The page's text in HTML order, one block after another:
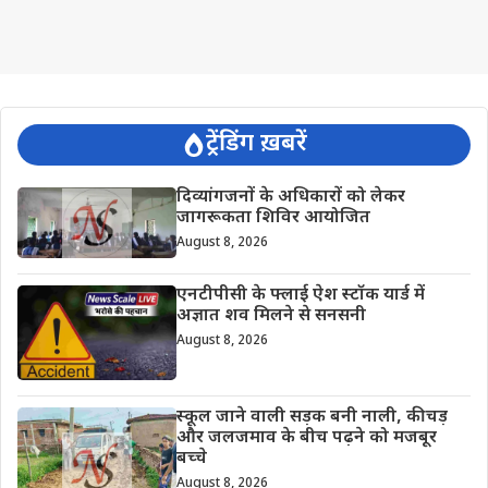
ट्रेंडिंग ख़बरें
दिव्यांगजनों के अधिकारों को लेकर
जागरूकता शिविर आयोजित
August 8, 2026
एनटीपीसी के फ्लाई ऐश स्टॉक यार्ड में
अज्ञात शव मिलने से सनसनी
August 8, 2026
स्कूल जाने वाली सड़क बनी नाली, कीचड़
और जलजमाव के बीच पढ़ने को मजबूर
बच्चे
August 8, 2026